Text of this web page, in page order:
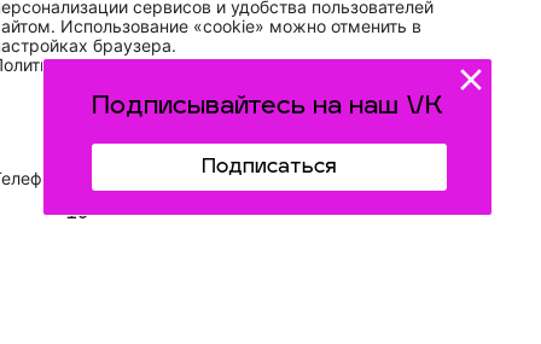
Подписывайтесь на наш VK
Подписаться
сервисов и удобства пользователей
Использование «cookie» можно отменить в
браузера.
конфиденциальности
АО «ТАТМЕДИА»:(843) 222 09 84
16+